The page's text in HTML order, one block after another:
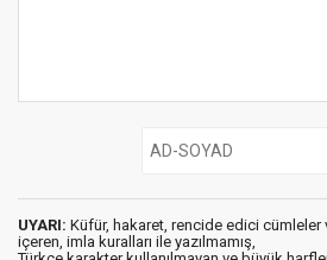
UYARI: Küfür, hakaret, rencide edici cümleler
içeren, imla kuralları ile yazılmamış,